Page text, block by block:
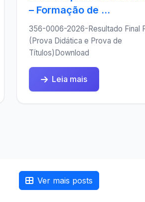
– Formação de ...
356-0006-2026-Resultado Final
(Prova Didática e Prova de
Títulos)Download
Leia mais
Ver mais posts